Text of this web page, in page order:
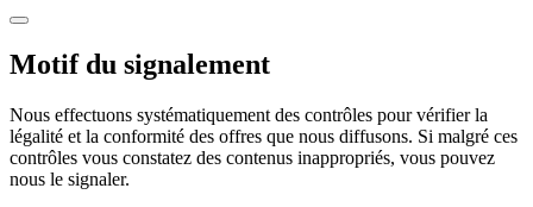
Motif du signalement
Nous effectuons systématiquement des contrôles pour vérifier la
légalité et la conformité des offres que nous diffusons. Si malgré ces
contrôles vous constatez des contenus inappropriés, vous pouvez
nous le signaler.